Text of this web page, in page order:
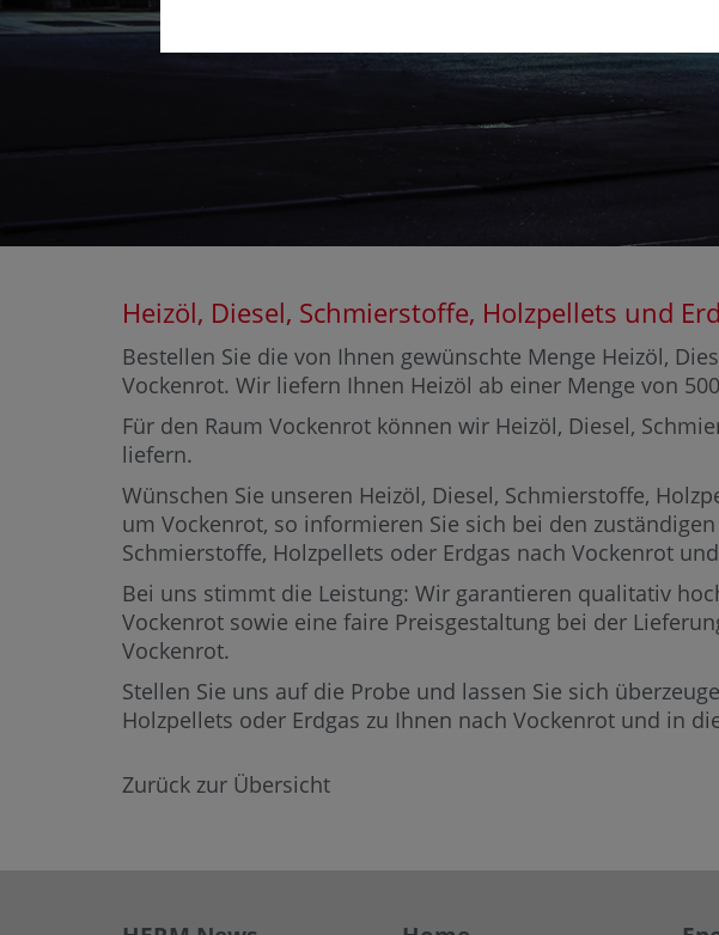
Heizöl, Diesel, Schmierstoffe, Holzpellets und
Bestellen Sie die von Ihnen gewünschte Menge Heizöl,
Vockenrot. Wir liefern Ihnen Heizöl ab einer Menge von
Für den Raum Vockenrot können wir Heizöl, Diesel,
liefern.
Wünschen Sie unseren Heizöl, Diesel, Schmierstoffe,
um Vockenrot, so informieren Sie sich bei den
Schmierstoffe, Holzpellets oder Erdgas nach Vockenrot
Bei uns stimmt die Leistung: Wir garantieren qualitativ
Vockenrot sowie eine faire Preisgestaltung bei der
Vockenrot.
Stellen Sie uns auf die Probe und lassen Sie sich
Holzpellets oder Erdgas zu Ihnen nach Vockenrot und in
Zurück zur Übersicht